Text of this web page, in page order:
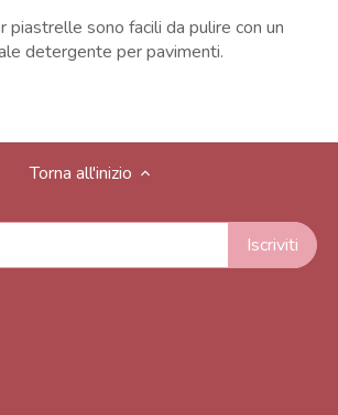
piastrelle sono facili da pulire con un
detergente per pavimenti.
Torna all'inizio